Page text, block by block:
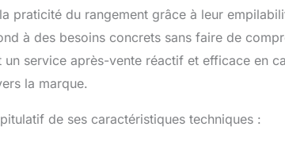
praticité du rangement grâce à leur
à des besoins concrets sans faire de
service après-vente réactif et efficace en
la marque.
de ses caractéristiques techniques :